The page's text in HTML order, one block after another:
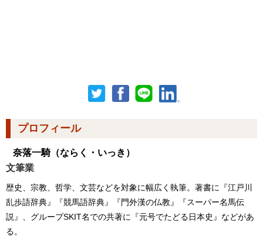
プロフィール
奈落一騎（ならく・いっき）
文筆業
歴史、宗教、哲学、文芸などを対象に幅広く執筆。著書に『江戸川
乱歩語辞典』『競馬語辞典』『門外漢の仏教』『スーパー名馬伝
説』、グループSKIT名での共著に『元号でたどる日本史』などがあ
る。